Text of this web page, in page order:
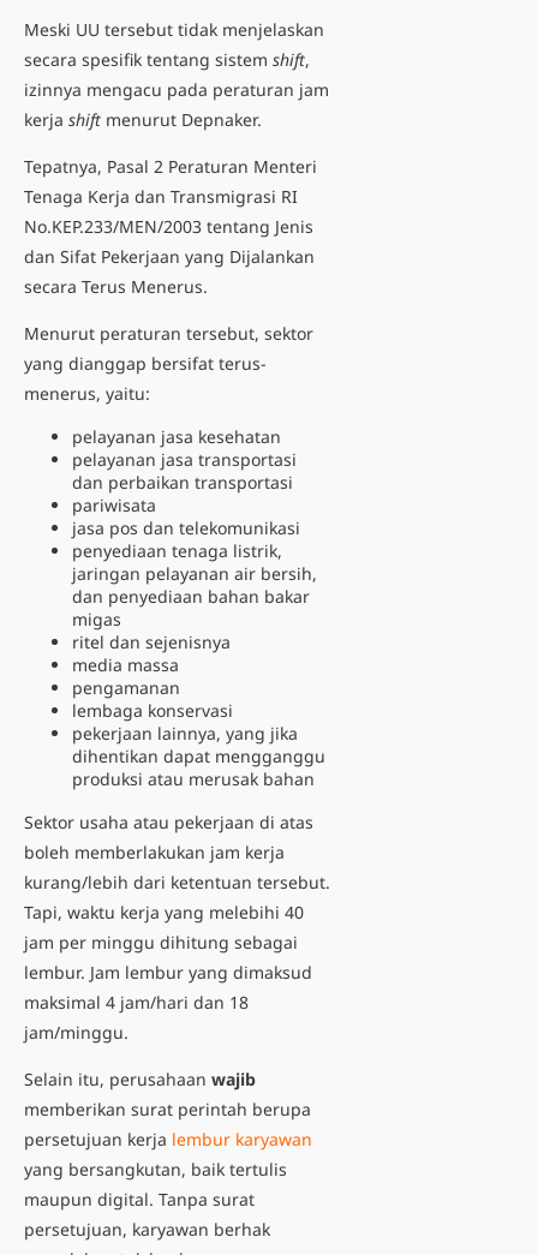
Meski UU tersebut tidak menjelaskan
secara spesifik tentang sistem shift,
izinnya mengacu pada peraturan jam
kerja shift menurut Depnaker.
Tepatnya, Pasal 2 Peraturan Menteri
Tenaga Kerja dan Transmigrasi RI
No.KEP.233/MEN/2003 tentang Jenis
dan Sifat Pekerjaan yang Dijalankan
secara Terus Menerus.
Menurut peraturan tersebut, sektor
yang dianggap bersifat terus-
menerus, yaitu:
pelayanan jasa kesehatan
pelayanan jasa transportasi
dan perbaikan transportasi
pariwisata
jasa pos dan telekomunikasi
penyediaan tenaga listrik,
jaringan pelayanan air bersih,
dan penyediaan bahan bakar
migas
ritel dan sejenisnya
media massa
pengamanan
lembaga konservasi
pekerjaan lainnya, yang jika
dihentikan dapat mengganggu
produksi atau merusak bahan
Sektor usaha atau pekerjaan di atas
boleh memberlakukan jam kerja
kurang/lebih dari ketentuan tersebut.
Tapi, waktu kerja yang melebihi 40
jam per minggu dihitung sebagai
lembur. Jam lembur yang dimaksud
maksimal 4 jam/hari dan 18
jam/minggu.
Selain itu, perusahaan wajib
memberikan surat perintah berupa
persetujuan kerja lembur karyawan
yang bersangkutan, baik tertulis
maupun digital. Tanpa surat
persetujuan, karyawan berhak